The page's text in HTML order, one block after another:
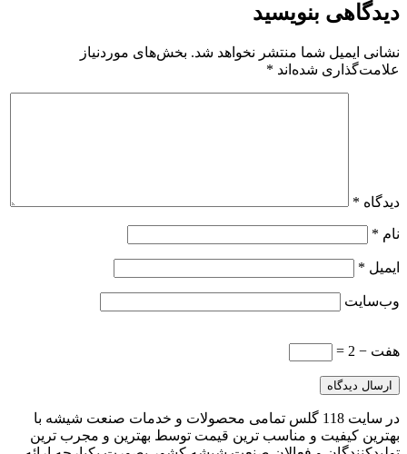
دیدگاهی بنویسید
نشانی ایمیل شما منتشر نخواهد شد. بخش‌های موردنیاز
علامت‌گذاری شده‌اند *
دیدگاه *
نام *
ایمیل *
وب‌سایت
هفت − 2 =
در سایت 118 گلس تمامی محصولات و خدمات صنعت شیشه با
بهترین کیفیت و مناسب ترین قیمت توسط بهترین و مجرب ترین